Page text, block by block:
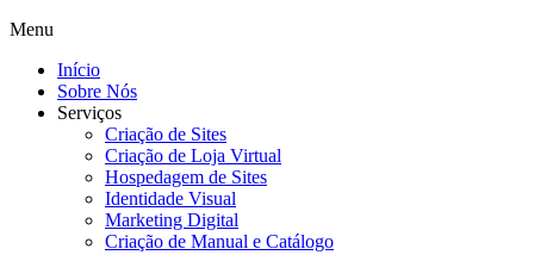
Menu
Início
Sobre Nós
Serviços
Criação de Sites
Criação de Loja Virtual
Hospedagem de Sites
Identidade Visual
Marketing Digital
Criação de Manual e Catálogo